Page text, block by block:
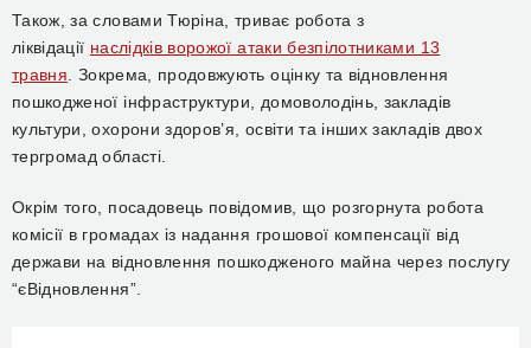
Також, за словами Тюріна, триває робота з
ліквідації наслідків ворожої атаки безпілотниками 13
травня. Зокрема, продовжують оцінку та відновлення
пошкодженої інфраструктури, домоволодінь, закладів
культури, охорони здоров’я, освіти та інших закладів двох
тергромад області.
Окрім того, посадовець повідомив, що розгорнута робота
комісії в громадах із надання грошової компенсації від
держави на відновлення пошкодженого майна через послугу
“єВідновлення”.